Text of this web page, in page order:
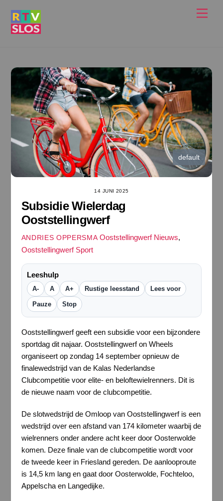
default
14 JUNI 2025
Subsidie Wielerdag
Ooststellingwerf
ANDRIES OPPERSMA Ooststellingwerf Nieuws,
Ooststellingwerf Sport
Leeshulp
A- A A+ Rustige leesstand Lees voor
Pauze Stop
Ooststellingwerf geeft een subsidie voor een bijzondere
sportdag dit najaar. Ooststellingwerf on Wheels
organiseert op zondag 14 september opnieuw de
finalewedstrijd van de Kalas Nederlandse
Clubcompetitie voor elite- en beloftewielrenners. Dit is
de nieuwe naam voor de clubcompetitie.
De slotwedstrijd de Omloop van Ooststellingwerf is een
wedstrijd over een afstand van 174 kilometer waarbij de
wielrenners onder andere acht keer door Oosterwolde
komen. Deze finale van de clubcompetitie wordt voor
de tweede keer in Friesland gereden. De aanlooproute
is 14,5 km lang en gaat door Oosterwolde, Fochteloo,
Appelscha en Langedijke.